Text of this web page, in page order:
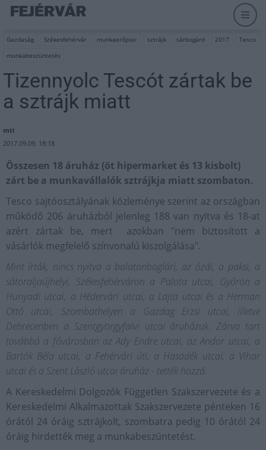
Gazdaság Székesfehérvár munkaerőpiac sztrájk sárbogárd 2017
Tesco
munkabeszüntetés
Tizennyolc Tescót zártak be
a sztrájk miatt
mti
2017.09.09. 18:18
Összesen 18 áruház (öt hipermarket és 13 kisbolt)
zárt be a munkavállalók sztrájkja miatt szombaton.
Tesco sajtóosztályának közleménye szerint az országban
működő 206 áruházból jelenleg 188 van nyitva és 18-at
azért zártak be, mert azokban "nem biztosított a
vásárlók megfelelő színvonalú kiszolgálása".
Mint írták, nincs nyitva a balatonboglári, az ózdi, a paksi, a
sátoraljaújhelyi, Székesfehérváron a Palota utcai, Győrön a
Hunyadi utcai, a Hédervári utcai, a Lajta utcai és a Herman
Ottó utcai, Szombathelyen a Gazdag Erzsi utcai, illetve
Debrecenben a Szentgyörgyfalvi utcai áruházuk. Zárva tart
továbbá a fővárosban az Ady Endre utcai, az Andor utcai, a
Bartók Béla utcai, a Fehérvári úti, a Hasadék utcai, a Vihar
utcai és a Szent László utcai áruház - tették hozzá.
A Kereskedelmi Dolgozók Független Szakszervezete és a
Kereskedelmi Alkalmazottak Szakszervezete pénteken 16
órától 24 óráig sztrájkolt, szombatra pedig 10 órától 24
óráig hirdették meg a munkabeszüntetést.